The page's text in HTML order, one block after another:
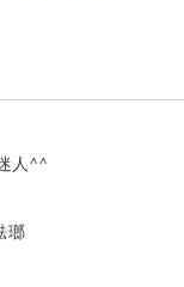
人^^
瑯